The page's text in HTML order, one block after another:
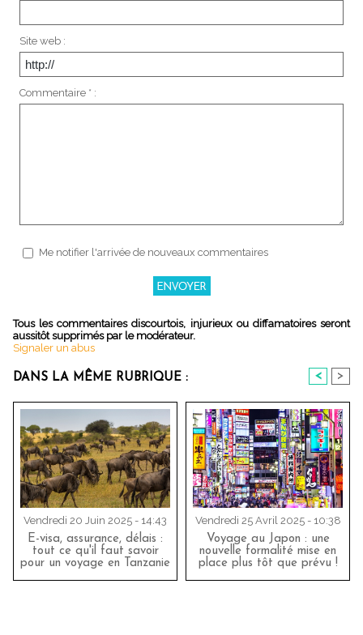
Site web :
Commentaire * :
Me notifier l'arrivée de nouveaux commentaires
Tous les commentaires discourtois, injurieux ou diffamatoires seront
aussitôt supprimés par le modérateur.
Signaler un abus
DANS LA MÊME RUBRIQUE : < >
Vendredi 20 Juin 2025 - 14:43
E-visa, assurance, délais :
tout ce qu'il faut savoir
pour un voyage en Tanzanie
Vendredi 25 Avril 2025 - 10:38
Voyage au Japon : une
nouvelle formalité mise en
place plus tôt que prévu !